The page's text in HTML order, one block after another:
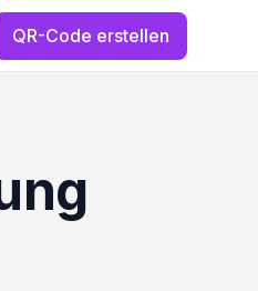
QR-Code erstellen